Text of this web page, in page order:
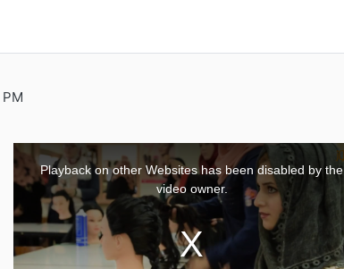
a
modal
window.
Playback on other Websites has been disabled by the
video owner.